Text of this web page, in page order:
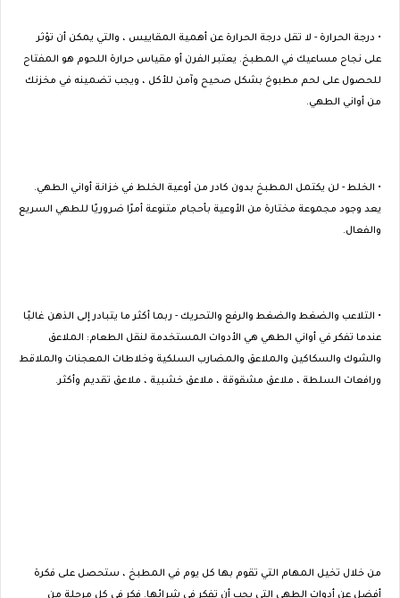
• درجة الحرارة - لا تقل درجة الحرارة عن أهمية المقاييس ، والتي يمكن أن تؤثر
على نجاح مساعيك في المطبخ. يعتبر الفرن أو مقياس حرارة اللحوم هو المفتاح
للحصول على لحم مطبوخ بشكل صحيح وآمن للأكل ، ويجب تضمينه في مخزنك
من أواني الطهي.
• الخلط - لن يكتمل المطبخ بدون كادر من أوعية الخلط في خزانة أواني الطهي.
يعد وجود مجموعة مختارة من الأوعية بأحجام متنوعة أمرًا ضروريًا للطهي السريع
والفعال.
• التلاعب والضغط والضغط والرفع والتحريك - ربما أكثر ما يتبادر إلى الذهن غالبًا
عندما تفكر في أواني الطهي هي الأدوات المستخدمة لنقل الطعام: الملاعق
والشوك والسكاكين والملاعق والمضارب السلكية وخلاطات المعجنات والملاقط
ورافعات السلطة ، ملاعق مشقوقة ، ملاعق خشبية ، ملاعق تقديم وأكثر.
من خلال تخيل المهام التي تقوم بها كل يوم في المطبخ ، ستحصل على فكرة
أفضل عن أدوات الطهي التي يجب أن تفكر في شرائها. فكر في كل مرحلة من